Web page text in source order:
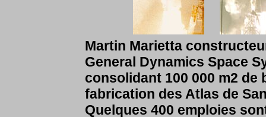
Martin Marietta
General Dynamics Space
consolidant 100 000 m2
fabrication des Atlas de
Quelques 400 emploies